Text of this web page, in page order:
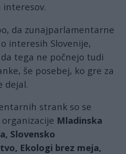
interesov.
da zunajparlamentarne
interesih Slovenije,
tega ne počnejo tudi
še posebej, ko gre za
dejal.
strank so se
Mladinska
Slovensko
Ekologi brez meja,